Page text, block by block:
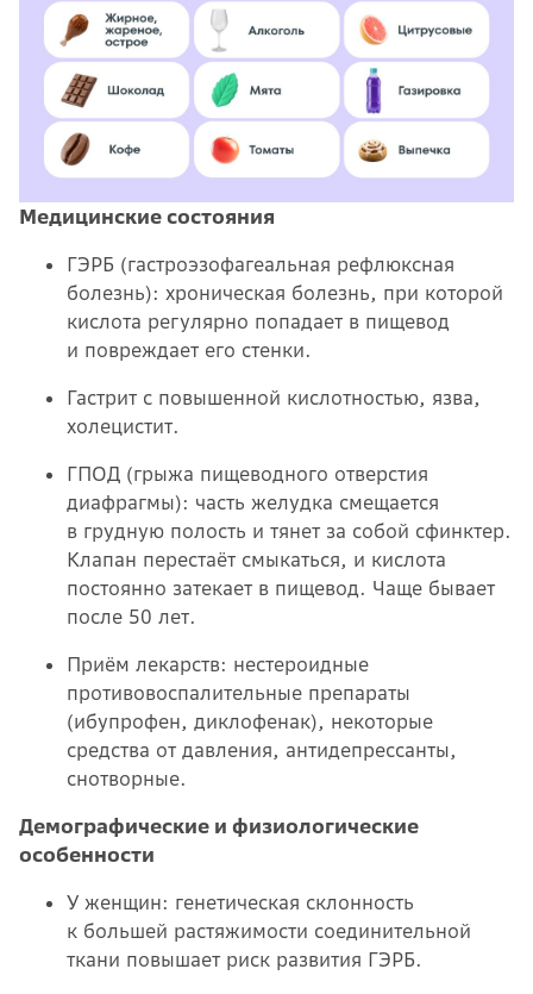
Медицинские состояния
ГЭРБ (гастроэзофагеальная рефлюксная
болезнь): хроническая болезнь, при которой
кислота регулярно попадает в пищевод
и повреждает его стенки.
Гастрит с повышенной кислотностью, язва,
холецистит.
ГПОД (грыжа пищеводного отверстия
диафрагмы): часть желудка смещается
в грудную полость и тянет за собой сфинктер.
Клапан перестаёт смыкаться, и кислота
постоянно затекает в пищевод. Чаще бывает
после 50 лет.
Приём лекарств: нестероидные
противовоспалительные препараты
(ибупрофен, диклофенак), некоторые
средства от давления, антидепрессанты,
снотворные.
Демографические и физиологические
особенности
У женщин: генетическая склонность
к большей растяжимости соединительной
ткани повышает риск развития ГЭРБ.